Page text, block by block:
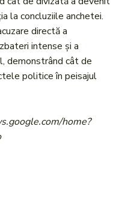
la concluziile anchetei.
directă a
intense și a
demonstrând cât de
politice în peisajul
home?